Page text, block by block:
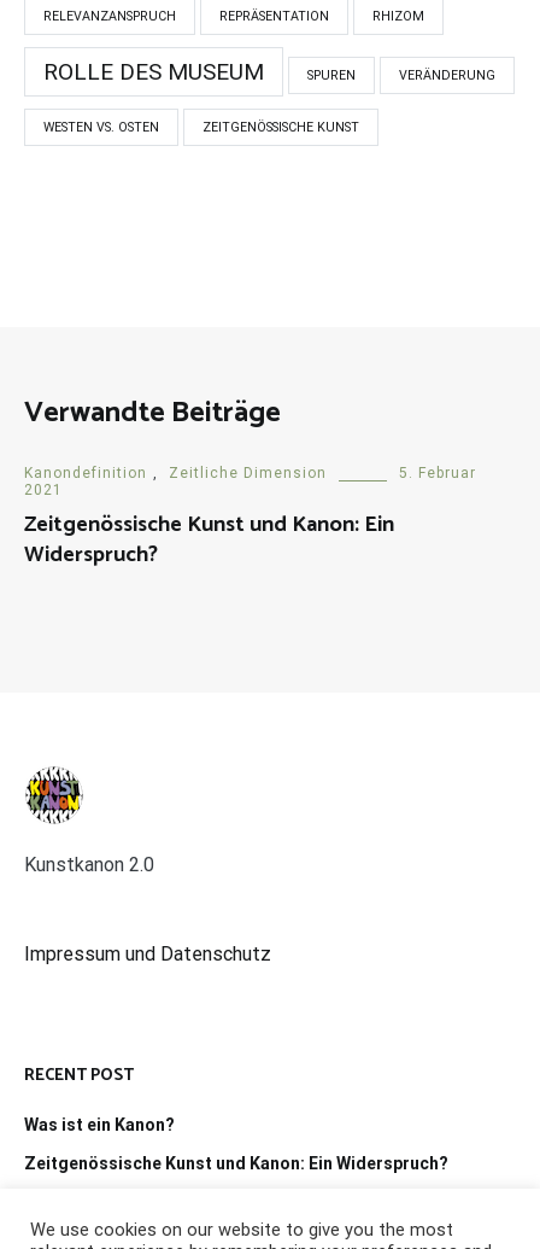
RELEVANZANSPRUCH REPRÄSENTATION RHIZOM
ROLLE DES MUSEUM SPUREN VERÄNDERUNG
WESTEN VS. OSTEN ZEITGENÖSSISCHE KUNST
Verwandte Beiträge
Kanondefinition , Zeitliche Dimension
5. Februar
2021
Zeitgenössische Kunst und Kanon: Ein
Widerspruch?
Kunstkanon 2.0
Impressum und Datenschutz
RECENT POST
Was ist ein Kanon?
Zeitgenössische Kunst und Kanon: Ein Widerspruch?
We use cookies on our website to give you the most